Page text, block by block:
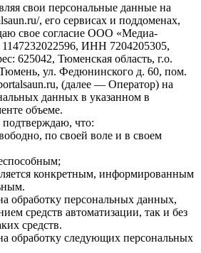
свои персональные данные на
, его сервисах и поддоменах,
свое согласие ООО «Медиа-
ИНН 7204205305,
625042, Тюменская область, г.о.
ул. Федюнинского д. 60, пом.
(далее — Оператор) на
данных в указанном в
объеме.
подтверждаю, что:
по своей воле и в своем
конкретным, информированным
обработку персональных данных,
средств автоматизации, так и без
средств.
обработку следующих персональных